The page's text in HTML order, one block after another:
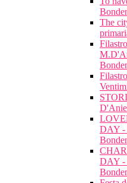
The
DAY -
DAY -